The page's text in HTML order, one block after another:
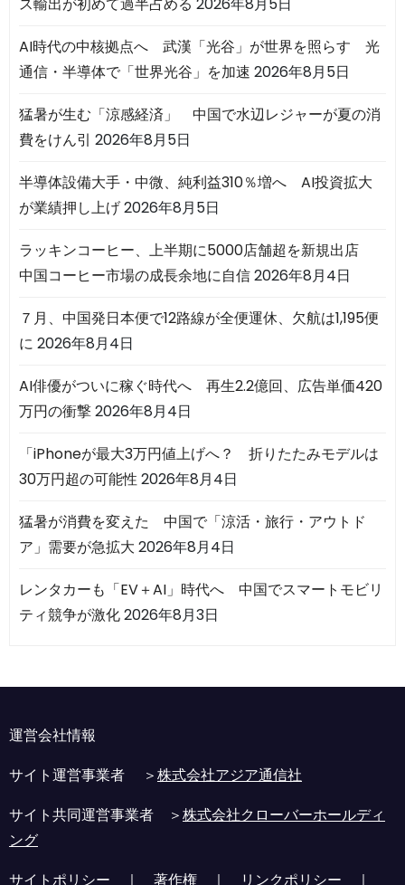
AI時代の中核拠点へ 武漢「光谷」が世界を照らす 光
通信・半導体で「世界光谷」を加速 2026年8月5日
猛暑が生む「涼感経済」 中国で水辺レジャーが夏の消
費をけん引 2026年8月5日
半導体設備大手・中微、純利益310％増へ AI投資拡大
が業績押し上げ2026年8月5日
ラッキンコーヒー、上半期に5000店舗超を新規出店
中国コーヒー市場の成長余地に自信2026年8月4日
７月、中国発日本便で12路線が全便運休、欠航は1,195便
に 2026年8月4日
AI俳優がついに稼ぐ時代へ 再生2.2億回、広告単価420
万円の衝撃2026年8月4日
「iPhoneが最大3万円値上げへ？ 折りたたみモデルは
30万円超の可能性2026年8月4日
猛暑が消費を変えた 中国で「涼活・旅行・アウトド
ア」需要が急拡大 2026年8月4日
レンタカーも「EV＋AI」時代へ 中国でスマートモビリ
ティ競争が激化2026年8月3日
運営会社情報
サイト運営事業者 ＞株式会社アジア通信社
サイト共同運営事業者 ＞株式会社クローバーホールディ
ング
サイトポリシー ｜ 著作権 ｜ リンクポリシー ｜